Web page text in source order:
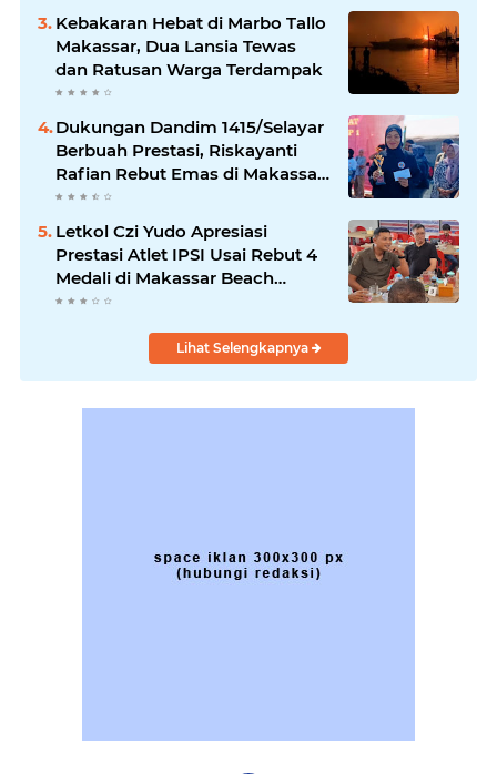
Kebakaran Hebat di Marbo Tallo
Makassar, Dua Lansia Tewas
dan Ratusan Warga Terdampak
Dukungan Dandim 1415/Selayar
Berbuah Prestasi, Riskayanti
Rafian Rebut Emas di Makassar
Beach Championship
Letkol Czi Yudo Apresiasi
Prestasi Atlet IPSI Usai Rebut 4
Medali di Makassar Beach
Championship
Lihat Selengkapnya